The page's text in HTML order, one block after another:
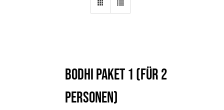
Bodhi Paket 1 (für 2
Personen)